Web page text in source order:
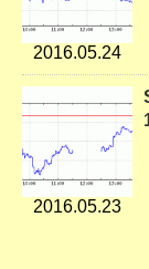
2016.05.24
2016.05.23